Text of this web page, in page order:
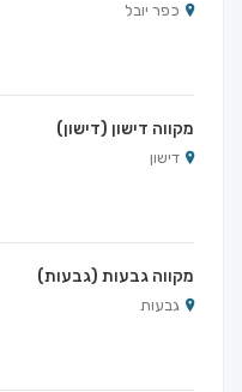
כפר יובל
מקווה דישון (דישון)
דישון
מקווה גבעות (גבעות)
גבעות